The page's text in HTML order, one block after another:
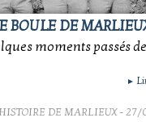
BOULE DE
moments passés de
►
DE MARLIEUX- 27/